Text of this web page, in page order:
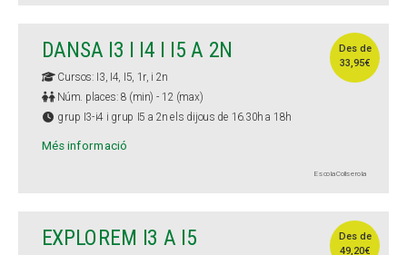
Des de
33,95€
DANSA I3 I I4 I I5 A 2N
Cursos: I3, I4, I5, 1r, i 2n
Núm. places: 8 (min) - 12 (max)
grup I3-i4 i grup I5 a 2n els dijous de 16.30h a 18h
Més informació
Escola Collserola
Des de
49,20€
EXPLOREM I3 A I5